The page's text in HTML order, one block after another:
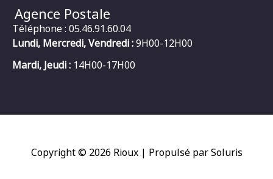
Agence Postale
Téléphone : 05.46.91.60.04
Lundi, Mercredi, Vendredi :9H00-12H00
Mardi, Jeudi : 14H00-17H00
Copyright © 2026 Rioux| Propulsé par Soluris